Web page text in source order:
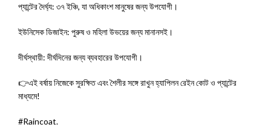
প্যান্টের দৈর্ঘ্য: ৩৭ ইঞ্চি, যা অধিকাংশ মানুষের জন্য উপযোগী।
ইউনিসেক ডিজাইন: পুরুষ ও মহিলা উভয়ের জন্য মানানসই।
দীর্ঘস্থায়ী: দীর্ঘদিনের জন্য ব্যবহারের উপযোগী।
👉এই বর্ষায় নিজেকে সুরক্ষিত এবং শৈলীর সঙ্গে রাখুন হ্যাপিলন রেইন কোট ও প্যান্টের
মাধ্যমে!
#Raincoat.